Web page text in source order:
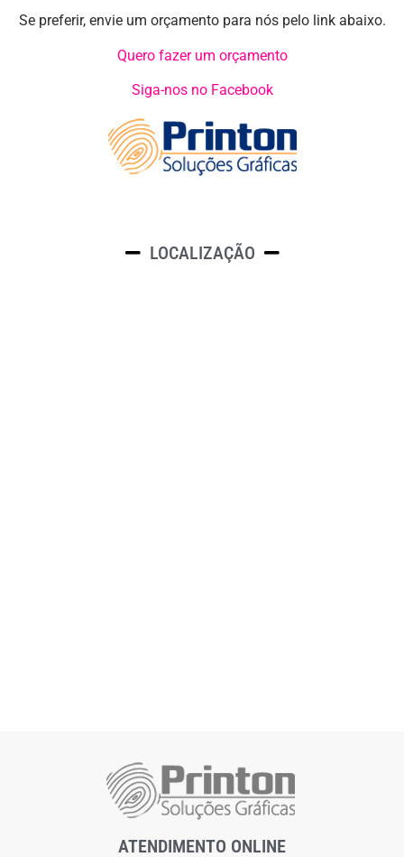
Se preferir, envie um orçamento para nós pelo link abaixo.
Quero fazer um orçamento
Siga-nos no Facebook
LOCALIZAÇÃO
ATENDIMENTO ONLINE